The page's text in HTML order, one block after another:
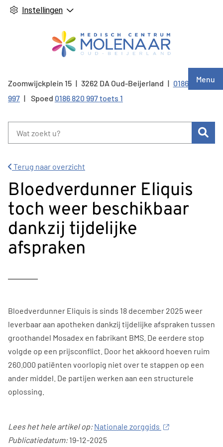
Instellingen
Menu
Zoomwijckplein 15 3262 DA Oud-Beijerland Tel:
0186 820
997
Spoed 0186 820 997 toets 1
Terug naar overzicht
Bloedverdunner Eliquis
toch weer beschikbaar
dankzij tijdelijke
afspraken
Bloedverdunner Eliquis is sinds 18 december 2025 weer
leverbaar aan apotheken dankzij tijdelijke afspraken tussen
groothandel Mosadex en fabrikant BMS. De eerdere stop
volgde op een prijsconflict. Door het akkoord hoeven ruim
260.000 patiënten voorlopig niet over te stappen op een
ander middel. De partijen werken aan een structurele
oplossing.
Lees het hele artikel op: Nationale zorggids
Publicatiedatum:19-12-2025